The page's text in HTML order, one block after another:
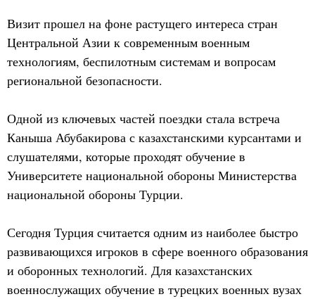
Визит прошел на фоне растущего интереса стран
Центральной Азии к современным военным
технологиям, беспилотным системам и вопросам
региональной безопасности.
Одной из ключевых частей поездки стала встреча
Каныша Абубакирова с казахстанскими курсантами и
слушателями, которые проходят обучение в
Университете национальной обороны Министерства
национальной обороны Турции.
Сегодня Турция считается одним из наиболее быстро
развивающихся игроков в сфере военного образования
и оборонных технологий. Для казахстанских
военнослужащих обучение в турецких военных вузах